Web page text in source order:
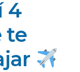
4
te